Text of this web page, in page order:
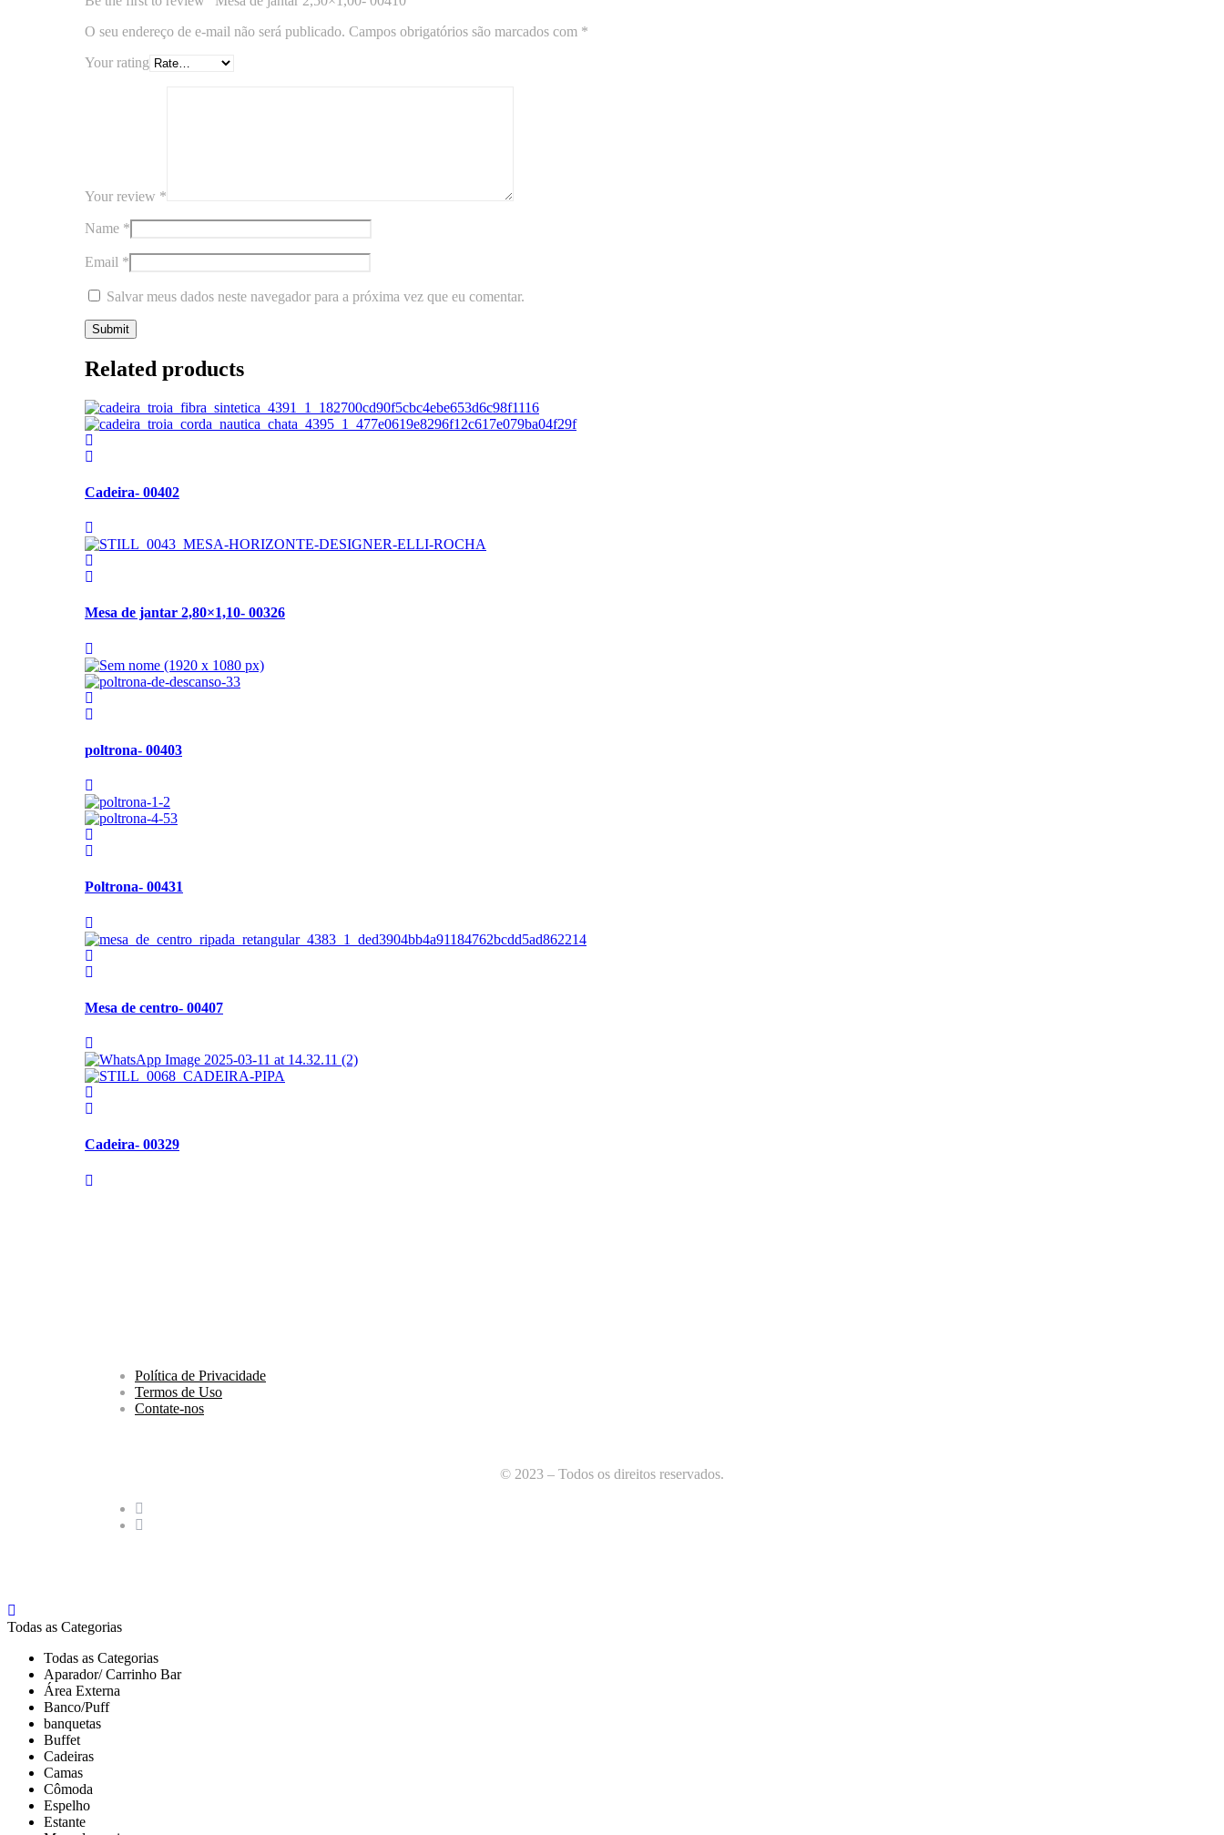
O seu endereço de e-mail não será publicado. Campos obrigatórios são marcados com *
Your rating
Your review *
Name *
Email *
Salvar meus dados neste navegador para a próxima vez que eu comentar.
Related products
Cadeira- 00402
Mesa de jantar 2,80×1,10- 00326
poltrona- 00403
Poltrona- 00431
Mesa de centro- 00407
Cadeira- 00329
Política de Privacidade
Termos de Uso
Contate-nos
© 2023 – Todos os direitos reservados.
Todas as Categorias
Todas as Categorias
Aparador/ Carrinho Bar
Área Externa
Banco/Puff
banquetas
Buffet
Cadeiras
Camas
Cômoda
Espelho
Estante